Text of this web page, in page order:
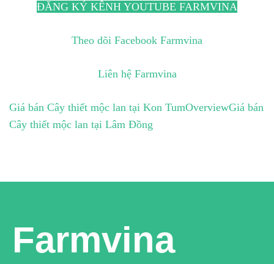
ĐĂNG KÝ KÊNH YOUTUBE FARMVINA
Theo dõi Facebook Farmvina
Liên hệ Farmvina
Giá bán Cây thiết mộc lan tại Kon TumOverviewGiá bán
Cây thiết mộc lan tại Lâm Đồng
Farmvina